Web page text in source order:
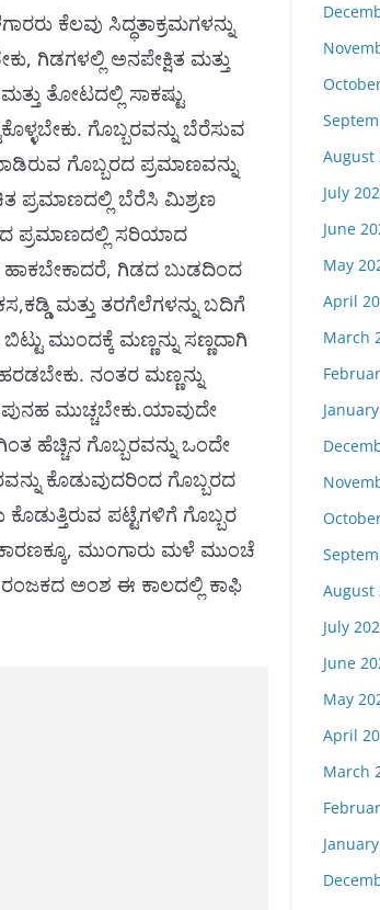
ಕೆಲವು ಸಿದ್ಧತಾಕ್ರಮಗಳನ್ನು
ಗಿಡಗಳಲ್ಲಿ ಅನಪೇಕ್ಷಿತ ಮತ್ತು
ತೋಟದಲ್ಲಿ ಸಾಕಷ್ಟು
ಗೊಬ್ಬರವನ್ನು ಬೆರೆಸುವ
ಗೊಬ್ಬರದ ಪ್ರಮಾಣವನ್ನು
ಪ್ರಮಾಣದಲ್ಲಿ ಬೆರೆಸಿ ಮಿಶ್ರಣ
ಪ್ರಮಾಣದಲ್ಲಿ ಸರಿಯಾದ
ಹಾಕಬೇಕಾದರೆ, ಗಿಡದ ಬುಡದಿಂದ
ಮತ್ತು ತರಗೆಲೆಗಳನ್ನು ಬದಿಗೆ
ಮುಂದಕ್ಕೆ ಮಣ್ಣನ್ನು ಸಣ್ಣದಾಗಿ
ನಂತರ ಮಣ್ಣನ್ನು
ಮುಚ್ಚಬೇಕು.ಯಾವುದೇ
ಹೆಚ್ಚಿನ ಗೊಬ್ಬರವನ್ನು ಒಂದೇ
ಕೊಡುವುದರಿ೦ದ ಗೊಬ್ಬರದ
ಪಟ್ಟೆಗಳಿಗೆ ಗೊಬ್ಬರ
ಕಾರಣಕ್ಕೂ, ಮುಂಗಾರು ಮಳೆ ಮುಂಚೆ
ಅಂಶ ಈ ಕಾಲದಲ್ಲಿ ಕಾಫಿ
August
July
June
May
April
March
August
July
June
May
April
March